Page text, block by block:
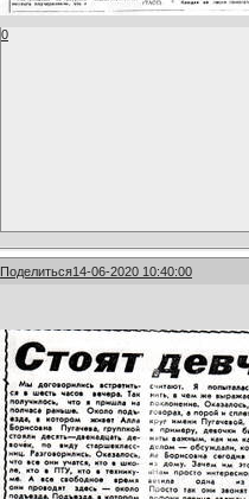
0
Поделиться14-06-2020 10:40:00